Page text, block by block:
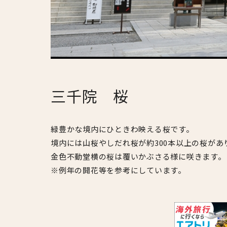
三千院 桜
緑豊かな境内にひときわ映える桜です。
境内には山桜やしだれ桜が約300本以上の桜があ
金色不動堂横の桜は覆いかぶさる様に咲きます。
※例年の開花等を参考にしています。